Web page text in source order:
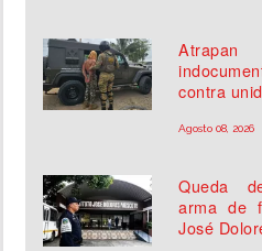
contra
Agosto 08, 2026
Queda
arma de
José